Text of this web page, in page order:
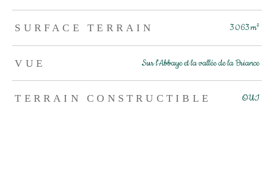
SURFACE TERRAIN 3 063 m²
VUE Sur l'Abbaye et la vallée de la Briance
TERRAIN CONSTRUCTIBLE OUI